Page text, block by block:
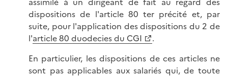
dispositions de l'article 80 ter précité et, par
suite, pour l'application des dispositions du 2 de
l'article 80 duodecies du CGI
.
En particulier, les dispositions de ces articles ne
sont pas applicables aux salariés qui, de toute